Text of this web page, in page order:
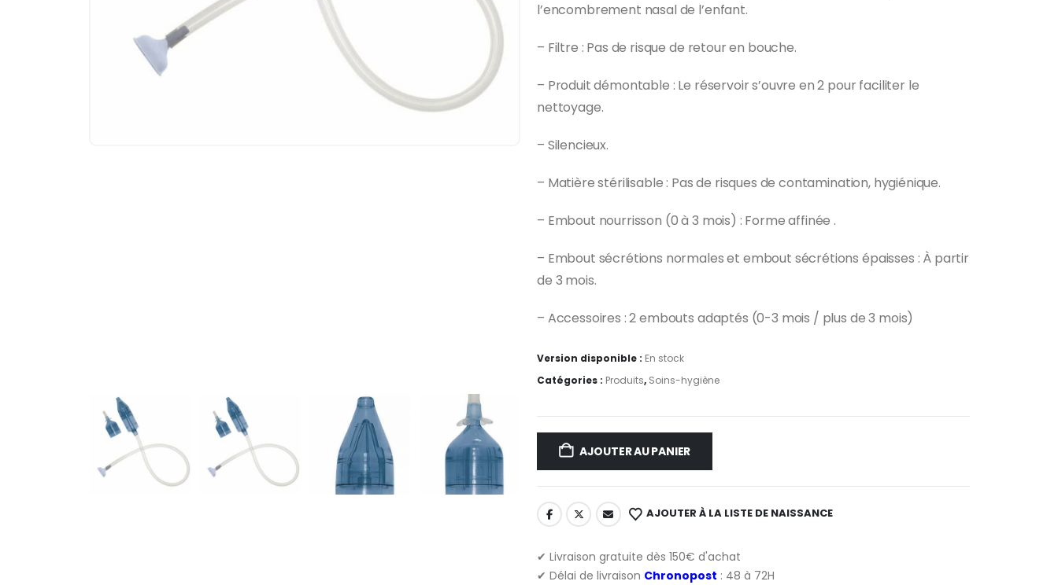
l’encombrement nasal de l’enfant.
– Filtre : Pas de risque de retour en bouche.
– Produit démontable : Le réservoir s’ouvre en 2 pour faciliter le
nettoyage.
– Silencieux.
– Matière stérilisable : Pas de risques de contamination, hygiénique.
– Embout nourrisson (0 à 3 mois) : Forme affinée .
– Embout sécrétions normales et embout sécrétions épaisses : À partir
de 3 mois.
– Accessoires : 2 embouts adaptés (0-3 mois / plus de 3 mois)
Version disponible : En stock
Catégories : Produits, Soins-hygiène
AJOUTER AU PANIER
AJOUTER À LA LISTE DE NAISSANCE
✔ Livraison gratuite dès 150€ d'achat
✔ Délai de livraison Chronopost : 48 à 72H